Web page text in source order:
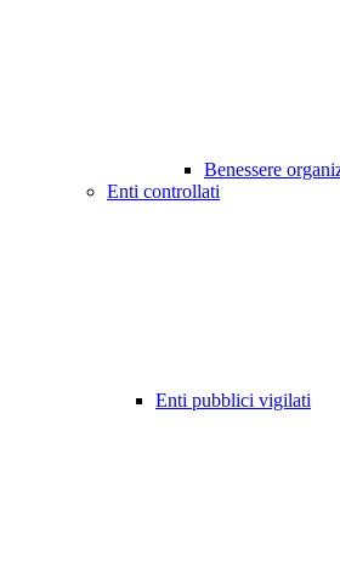
Benessere
Enti controllati
Enti pubblici vigilati